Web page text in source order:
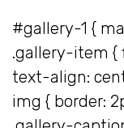
#gallery-1 {
.gallery-item {
text-align:
img { border: